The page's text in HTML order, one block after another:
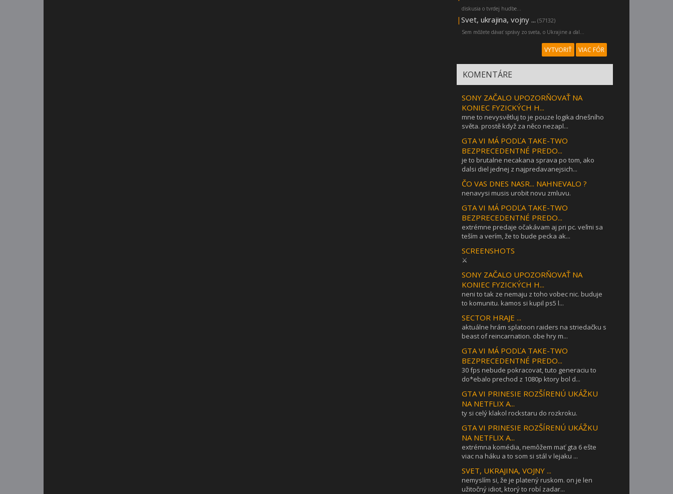
diskusia o tvrdej hudbe...
| Svet, ukrajina, vojny ... (57132)
Sem môžete dávať správy zo sveta, o Ukrajine a ďal...
VYTVORIŤ VIAC FÓR
KOMENTÁRE
SONY ZAČALO UPOZORŇOVAŤ NA
KONIEC FYZICKÝCH H...
mne to nevysvětluj to je pouze logika dnešního
světa. prostě když za něco nezapl...
GTA VI MÁ PODĽA TAKE-TWO
BEZPRECEDENTNÉ PREDO...
je to brutalne necakana sprava po tom, ako
dalsi diel jednej z najpredavanejsich...
ČO VAS DNES NASR... NAHNEVALO ?
nenavysi musis urobit novu zmluvu.
GTA VI MÁ PODĽA TAKE-TWO
BEZPRECEDENTNÉ PREDO...
extrémne predaje očakávam aj pri pc. veľmi sa
teším a verím, že to bude pecka ak...
SCREENSHOTS
⚔
SONY ZAČALO UPOZORŇOVAŤ NA
KONIEC FYZICKÝCH H...
neni to tak ze nemaju z toho vobec nic. buduje
to komunitu. kamos si kupil ps5 l...
SECTOR HRAJE ...
aktuálne hrám splatoon raiders na striedačku s
beast of reincarnation. obe hry m...
GTA VI MÁ PODĽA TAKE-TWO
BEZPRECEDENTNÉ PREDO...
30 fps nebude pokracovat, tuto generaciu to
do*ebalo prechod z 1080p ktory bol d...
GTA VI PRINESIE ROZŠÍRENÚ UKÁŽKU
NA NETFLIX A...
ty si celý klakol rockstaru do rozkroku.
GTA VI PRINESIE ROZŠÍRENÚ UKÁŽKU
NA NETFLIX A...
extrémna komédia, nemôžem mať gta 6 ešte
viac na háku a to som si stál v lejaku ...
SVET, UKRAJINA, VOJNY ...
nemyslím si, že je platený ruskom. on je len
užitočný idiot, ktorý to robí zadar...